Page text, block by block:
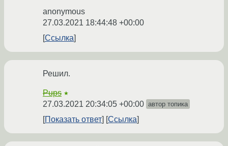
anonymous
27.03.2021 18:44:48 +00:00
Ссылка
Решил.
Pups ★
27.03.2021 20:34:05 +00:00 автор топика
Показать ответ Ссылка